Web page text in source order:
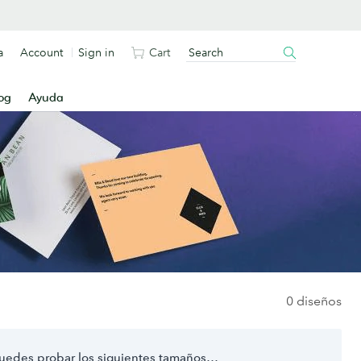
Ayuda
Account Sign in Cart
0 diseños
probar los siguientes tamaños…